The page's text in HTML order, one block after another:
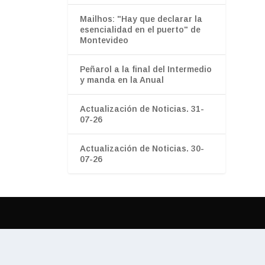
Mailhos: "Hay que declarar la
esencialidad en el puerto" de
Montevideo
Peñarol a la final del Intermedio
y manda en la Anual
Actualización de Noticias. 31-
07-26
Actualización de Noticias. 30-
07-26